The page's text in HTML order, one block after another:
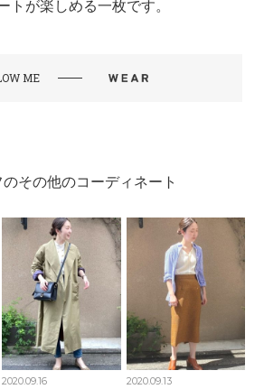
トが楽しめる一枚です。
ME
その他のコーディネート
2020.09.16 2020.09.13